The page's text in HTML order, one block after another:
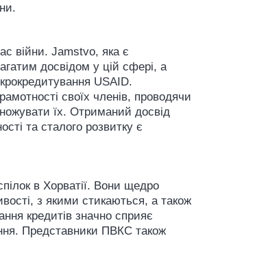
війни. Jamstvo, яка є
досвідом у цій сфері, а
USAID.
своїх членів, проводячи
їх. Отриманий досвід
та сталого розвитку є
в Хорватії. Вони щедро
з якими стикаються, а також
кредитів значно сприяє
Представники ПВКС також